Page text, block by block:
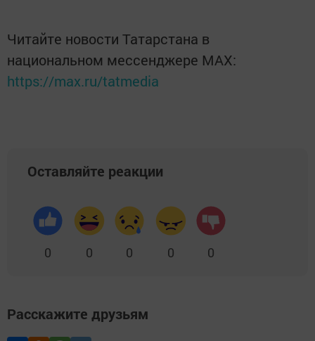
Читайте новости Татарстана в
национальном мессенджере MАХ:
https://max.ru/tatmedia
Оставляйте реакции
0 0 0 0 0
Расскажите друзьям